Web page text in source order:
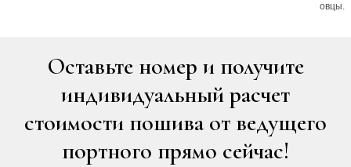
овцы.
Оставьте номер и получите
индивидуальный расчет
стоимости пошива от ведущего
портного прямо сейчас!